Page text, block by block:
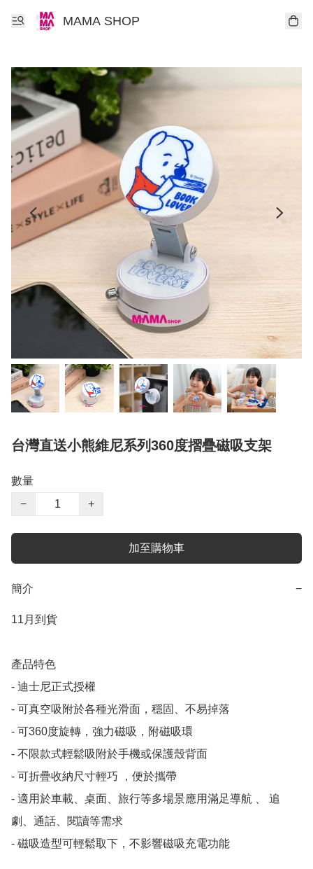
MAMA SHOP
台灣直送小熊維尼系列360度摺疊磁吸支架
數量
−
+
加至購物車
簡介 −
11月到貨
產品特色
- 迪士尼正式授權
- 可真空吸附於各種光滑面，穩固、不易掉落
- 可360度旋轉，強力磁吸，附磁吸環
- 不限款式輕鬆吸附於手機或保護殼背面
- 可折疊收納尺寸輕巧 ，便於攜帶
- 適用於車載、桌面、旅行等多場景應用滿足導航 、 追
劇、通話、閱讀等需求
- 磁吸造型可輕鬆取下，不影響磁吸充電功能